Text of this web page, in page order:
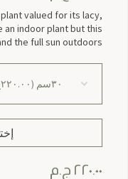
valued for its lacy,
indoor plant but this
the full sun outdoors.
٢٢٠.٠٠ ج.م